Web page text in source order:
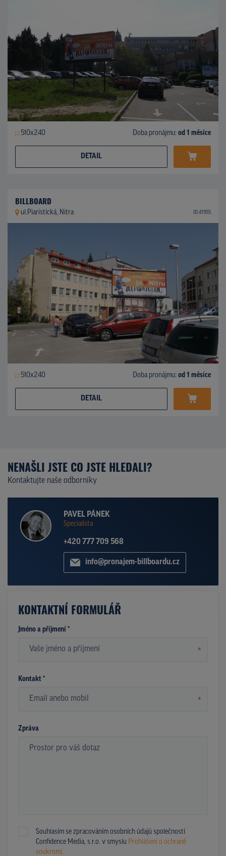
510x240 Doba pronájmu: od 1 měsíce
DETAIL
BILLBOARD
ul.Piaristická, Nitra ID 41955
510x240 Doba pronájmu: od 1 měsíce
DETAIL
NENAŠLI JSTE CO JSTE HLEDALI?
Kontaktujte naše odborníky
PAVEL PÁNEK
Specialista
+420 777 709 568
info@pronajem-billboardu.cz
KONTAKTNÍ FORMULÁŘ
Jméno a příjmení *
*
Kontakt *
*
Zpráva
Souhlasím se zpracováním osobních údajů společností
Confidence Media, s.r.o. v smyslu Prohlášení o ochraně
soukromí.